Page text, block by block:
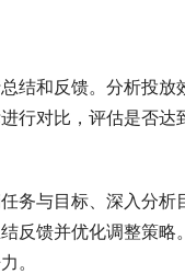
结和反馈。分析投
行对比，评估是否
务与目标、深入分
反馈并优化调整策
。